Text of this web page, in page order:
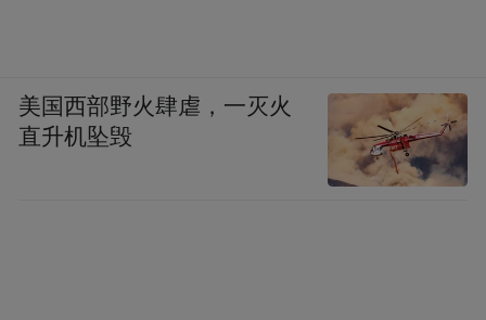
美国西部野火肆虐，一灭火
直升机坠毁